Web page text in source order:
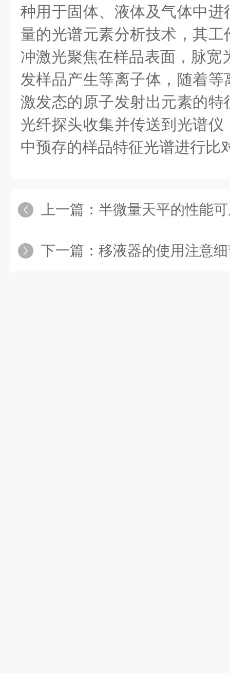
种用于固体、液体及气体中
量的光谱元素分析技术，其
冲激光聚焦在样品表面，脉宽
发样品产生等离子体，随着
激发态的原子发射出元素的
光纤探头收集并传送到光谱
中预存的样品特征光谱进行比
上一篇： 半微量天平的性能可
下一篇： 移液器的使用注意